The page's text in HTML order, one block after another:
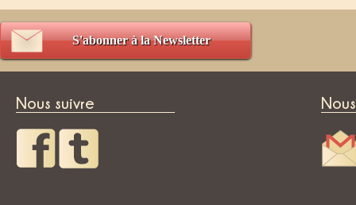
S'abonner à la Newsletter
Nous suivre